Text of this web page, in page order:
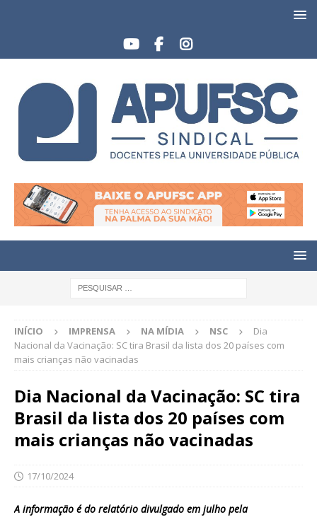
INÍCIO IMPRENSA NA MÍDIA NSC
Dia
Nacional da Vacinação: SC tira Brasil da lista dos 20 países com
mais crianças não vacinadas
Dia Nacional da Vacinação: SC tira
Brasil da lista dos 20 países com
mais crianças não vacinadas
17/10/2024
A informação é do relatório divulgado em julho pela